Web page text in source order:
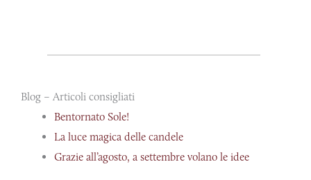
Blog – Articoli consigliati
Bentornato Sole!
La luce magica delle candele
Grazie all’agosto, a settembre volano le idee